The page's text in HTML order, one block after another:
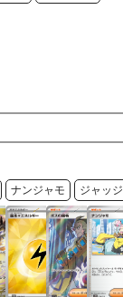
ナンジャモ ジャッ